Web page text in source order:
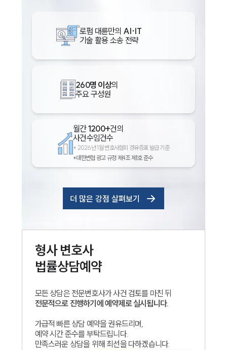
로펌 대륜만의 AI·IT
기술 활용 소송 전략
260명 이상의
주요 구성원
월간1200+건의
사건수임건수
* 2026년 1월 변호사협회 경유증표 발급 기준
*대한변협 광고 규정 제4조 제1호 준수
더 많은 강점 살펴보기
형사변호사
법률상담예약
모든 상담은 전문변호사가 사건 검토를 마친 뒤
전문적으로 진행하기에 예약제로 실시됩니다.
가급적 빠른 상담 예약을 권유드리며,
예약 시간 준수를 부탁드립니다.
만족스러운 상담을 위해 최선을 다하겠습니다.